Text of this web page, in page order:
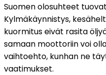
Suomen olosuhteet
Kylmäkäynnistys,
kuormitus eivät rasita
samaan moottoriin voi
vaihtoehto, kunhan ne
vaatimukset.